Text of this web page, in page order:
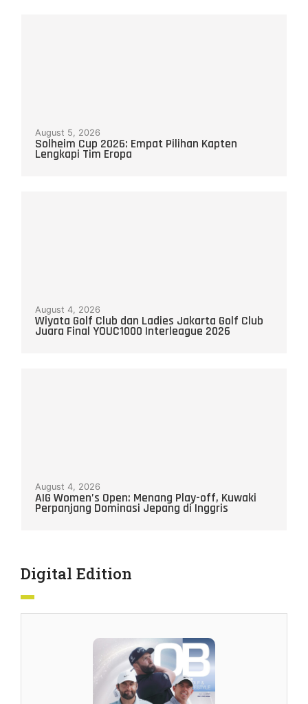
August 5, 2026
Solheim Cup 2026: Empat Pilihan Kapten
Lengkapi Tim Eropa
August 4, 2026
Wiyata Golf Club dan Ladies Jakarta Golf Club
Juara Final YOUC1000 Interleague 2026
August 4, 2026
AIG Women’s Open: Menang Play-off, Kuwaki
Perpanjang Dominasi Jepang di Inggris
Digital Edition